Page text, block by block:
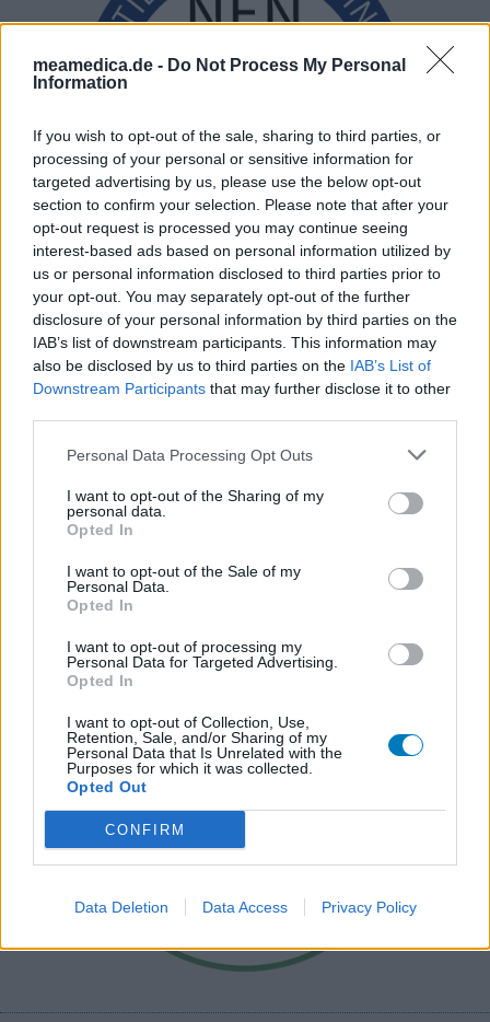
meamedica.de - Do Not Process My Personal
Information
If you wish to opt-out of the sale, sharing to third parties, or
processing of your personal or sensitive information for
targeted advertising by us, please use the below opt-out
section to confirm your selection. Please note that after your
opt-out request is processed you may continue seeing
interest-based ads based on personal information utilized by
us or personal information disclosed to third parties prior to
your opt-out. You may separately opt-out of the further
disclosure of your personal information by third parties on the
IAB’s list of downstream participants. This information may
also be disclosed by us to third parties on the IAB’s List of
Downstream Participants that may further disclose it to other
Personal Data Processing Opt Outs
I want to opt-out of the Sharing of my
personal data.
Opted In
I want to opt-out of the Sale of my
Personal Data.
Opted In
I want to opt-out of processing my
Personal Data for Targeted Advertising.
Opted In
I want to opt-out of Collection, Use,
Retention, Sale, and/or Sharing of my
Personal Data that Is Unrelated with the
Purposes for which it was collected.
Opted Out
CONFIRM
Data Deletion Data Access Privacy Policy